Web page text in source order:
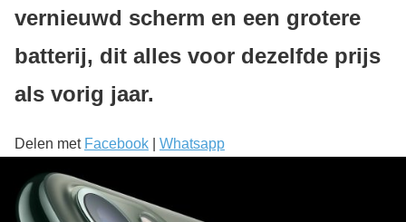
vernieuwd scherm en een grotere
batterij, dit alles voor dezelfde prijs
als vorig jaar.
Delen met Facebook Whatsapp